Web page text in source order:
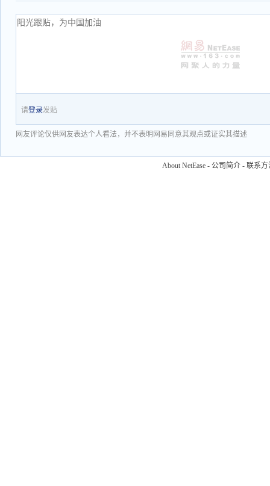
请登录发贴
网友评论仅供网友表达个人看法，并不表明网易同意其观点或证实其描述
About NetEase - 公司简介 - 联系方